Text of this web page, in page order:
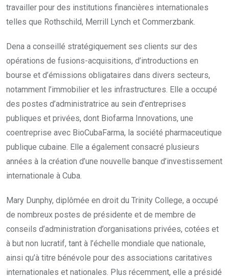
travailler pour des institutions financières internationales
telles que Rothschild, Merrill Lynch et Commerzbank.
Dena a conseillé stratégiquement ses clients sur des
opérations de fusions-acquisitions, d’introductions en
bourse et d’émissions obligataires dans divers secteurs,
notamment l’immobilier et les infrastructures. Elle a occupé
des postes d’administratrice au sein d’entreprises
publiques et privées, dont Biofarma Innovations, une
coentreprise avec BioCubaFarma, la société pharmaceutique
publique cubaine. Elle a également consacré plusieurs
années à la création d’une nouvelle banque d’investissement
internationale à Cuba.
Mary Dunphy, diplômée en droit du Trinity College, a occupé
de nombreux postes de présidente et de membre de
conseils d’administration d’organisations privées, cotées et
à but non lucratif, tant à l’échelle mondiale que nationale,
ainsi qu’à titre bénévole pour des associations caritatives
internationales et nationales. Plus récemment, elle a présidé